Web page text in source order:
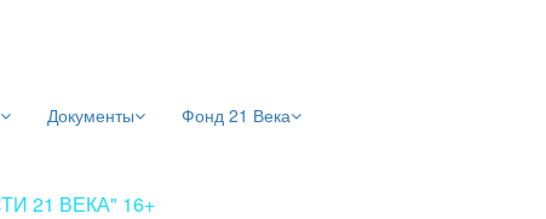
Документы Фонд 21 Века
21 ВЕКА" 16+